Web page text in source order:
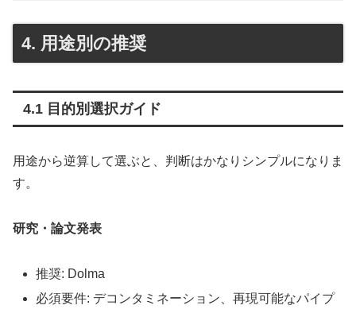
4. 用途別の推奨
4.1 目的別選択ガイド
用途から逆算して選ぶと、判断はかなりシンプルになりま
す。
研究・論文発表
推奨: Dolma
必須要件: デコンタミネーション、再現可能なパイプ